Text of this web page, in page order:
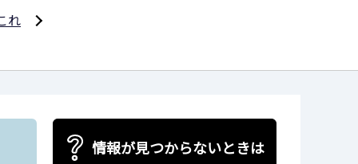
れ
情報が見つからないときは